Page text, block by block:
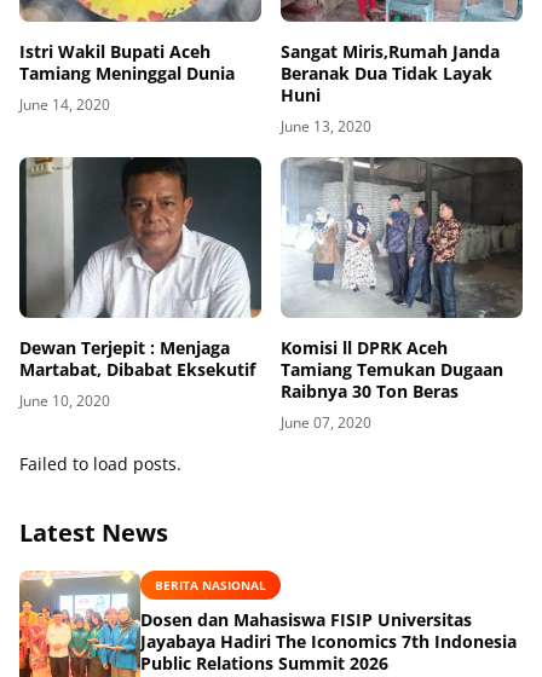
Istri Wakil Bupati Aceh
Tamiang Meninggal Dunia
June 14, 2020
Sangat Miris,Rumah Janda
Beranak Dua Tidak Layak
Huni
June 13, 2020
Dewan Terjepit : Menjaga
Martabat, Dibabat Eksekutif
June 10, 2020
Komisi ll DPRK Aceh
Tamiang Temukan Dugaan
Raibnya 30 Ton Beras
June 07, 2020
Failed to load posts.
Latest News
BERITA NASIONAL
Dosen dan Mahasiswa FISIP Universitas
Jayabaya Hadiri The Iconomics 7th Indonesia
Public Relations Summit 2026